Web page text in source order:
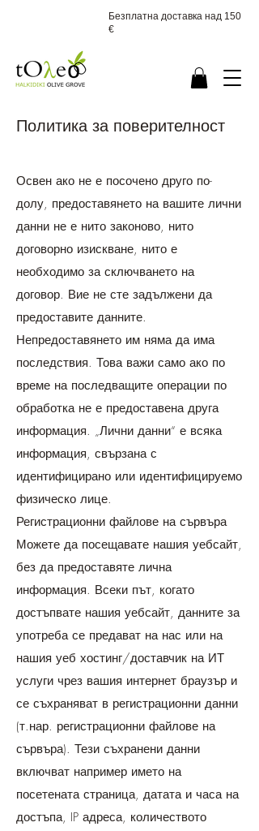
Безплатна доставка над 150
€
Политика за поверителност
Освен ако не е посочено друго по-
долу, предоставянето на вашите лични
данни не е нито законово, нито
договорно изискване, нито е
необходимо за сключването на
договор. Вие не сте задължени да
предоставите данните.
Непредоставянето им няма да има
последствия. Това важи само ако по
време на последващите операции по
обработка не е предоставена друга
информация. „Лични данни“ е всяка
информация, свързана с
идентифицирано или идентифицируемо
физическо лице.
Регистрационни файлове на сървъра
Можете да посещавате нашия уебсайт,
без да предоставяте лична
информация. Всеки път, когато
достъпвате нашия уебсайт, данните за
употреба се предават на нас или на
нашия уеб хостинг/доставчик на ИТ
услуги чрез вашия интернет браузър и
се съхраняват в регистрационни данни
(т.нар. регистрационни файлове на
сървъра). Тези съхранени данни
включват например името на
посетената страница, датата и часа на
достъпа, IP адреса, количеството